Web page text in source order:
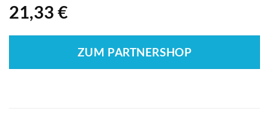
21,33 €
ZUM PARTNERSHOP